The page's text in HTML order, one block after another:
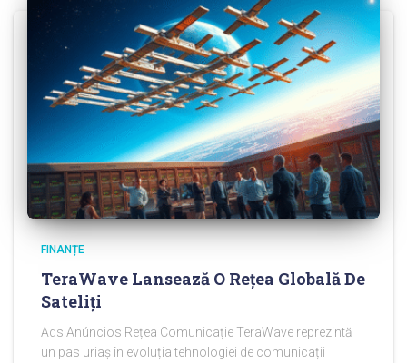
FINANȚE
TeraWave Lansează O Rețea Globală De
Sateliți
Ads Anúncios Rețea Comunicație TeraWave reprezintă
un pas uriaș în evoluția tehnologiei de comunicații